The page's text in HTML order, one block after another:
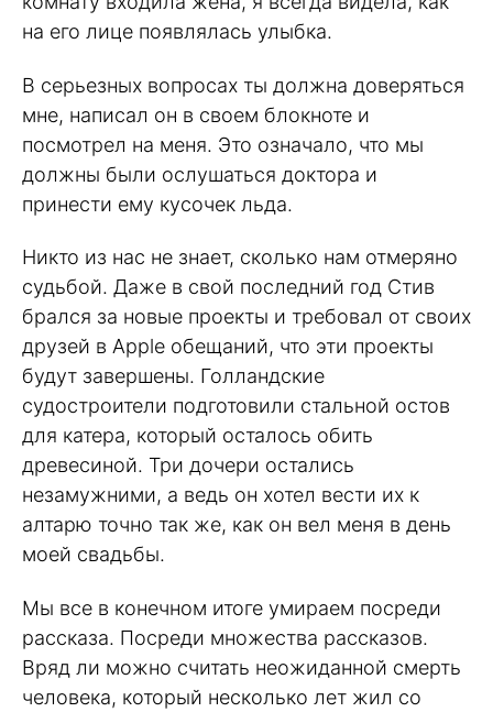
на его лице появлялась улыбка.
В серьезных вопросах ты должна доверяться
мне, написал он в своем блокноте и
посмотрел на меня. Это означало, что мы
должны были ослушаться доктора и
принести ему кусочек льда.
Никто из нас не знает, сколько нам отмеряно
судьбой. Даже в свой последний год Стив
брался за новые проекты и требовал от своих
друзей в Apple обещаний, что эти проекты
будут завершены. Голландские
судостроители подготовили стальной остов
для катера, который осталось обить
древесиной. Три дочери остались
незамужними, а ведь он хотел вести их к
алтарю точно так же, как он вел меня в день
моей свадьбы.
Мы все в конечном итоге умираем посреди
рассказа. Посреди множества рассказов.
Вряд ли можно считать неожиданной смерть
человека, который несколько лет жил со